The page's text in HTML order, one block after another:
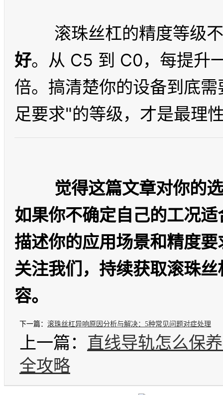
滚珠丝杠的精度等级
好。从 C5 到 C0，每提升
倍。搞清楚你的设备到底
觉得这篇文章对你的
如果你不确定自己的工况
描述你的应用场景和精度
关注我们，持续获取滚珠
容。
下一篇： 滚珠丝杠异响原因分析与解决：5种常见问题对症处理
上一篇： 直线导轨怎么保
全攻略